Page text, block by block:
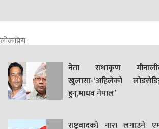
लोक्रप्रिय
नेता राधाकृण
खुलासा-‘अहिलेको
हुन्,माधव नेपाल’
राष्ट्रवादको नारा लगाउने